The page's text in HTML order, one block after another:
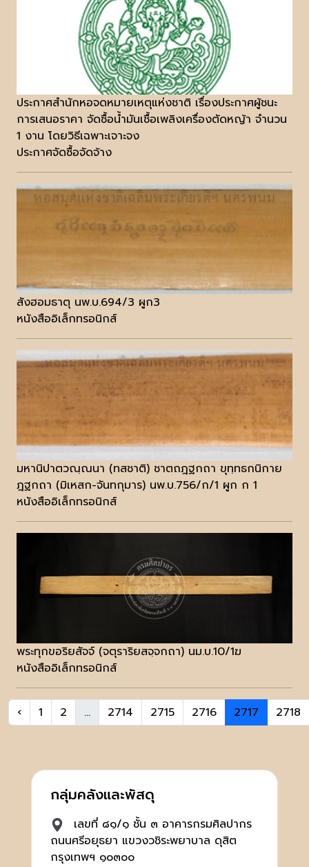
ประกาศสำนักหอจดหมายเหตุแห่งชาติ เรื่องประกาศผู้ชนะ
การเสนอราคา จัดซื้อน้ำมันเชื้อเพลิงเครื่องตัดหญ้า จำนวน
1 งาน โดยวิธีเฉพาะเจาะจง
ประกาศจัดซื้อจัดจ้าง
สังฮอมธาตุ นพ.บ.694/3 ผูก3
หนังสืออิเล็กทรอนิกส์
มหานิปาตวณฺณนา (ทสชาติ) ชาตถฎฐกถา ขุทฺทธกนิกาย
ฎฐกถา (มิเหสก-จันทกุมาร) นพ.บ.756/ก/1 ผูก ก 1
หนังสืออิเล็กทรอนิกส์
พระทุกขอริยสัจจ์ (จตุราริยสจฺจกถา) นม.บ.10/1ฆ
หนังสืออิเล็กทรอนิกส์
‹ 1 2 ... 2714 2715 2716 2717 2718
กลุ่มคลังและพัสดุ
เลขที่ ๘๑/๑ ชั้น ๓ อาคารกรมศิลปากร
ถนนศรีอยุธยา แขวงวชิระพยาบาล ดุสิต
กรุงเทพฯ ๑๐๓๐๐